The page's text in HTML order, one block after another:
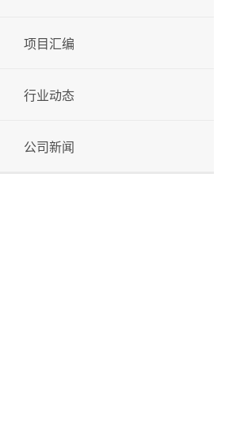
项目汇编
行业动态
公司新闻